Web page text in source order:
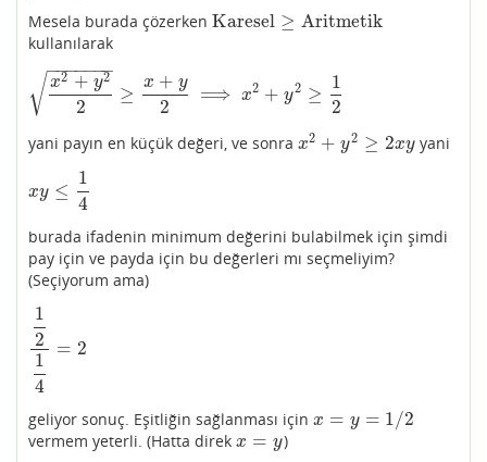
Mesela burada çözerken Karesel ≥ Aritmetik
Karesel≥ Aritmetik
kullanılarak
x2 + y2
2
− −
−−−−−
√ ≥ x + y
2
⟹ x2 + y2 ≥
1
2
x2 +y2 2≥x+y2⟹x2+ y2≥ 12
yani payın en küçük değeri, ve sonra x2 + y2 ≥ 2xy
x2+y2 ≥2x y yani
xy ≤
1
4
xy ≤1 4
burada ifadenin minimum değerini bulabilmek için şimdi
pay için ve payda için bu değerleri mı seçmeliyim?
(Seçiyorum ama)
1
2
1
4
= 2
12 14= 2
geliyor sonuç. Eşitliğin sağlanması için x = y = 1/2
x= y= 1/ 2
vermem yeterli. (Hatta direk x = y
x= y
)